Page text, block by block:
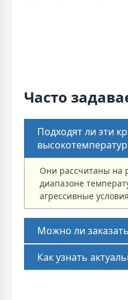
Часто
Подходят ли эти
Они рассчитаны на
диапазоне
агрессивные
Можно ли
Как узнать